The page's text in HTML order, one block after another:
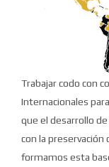
Trabajar codo con
Internacionales
que el desarrollo
con la
formamos esta